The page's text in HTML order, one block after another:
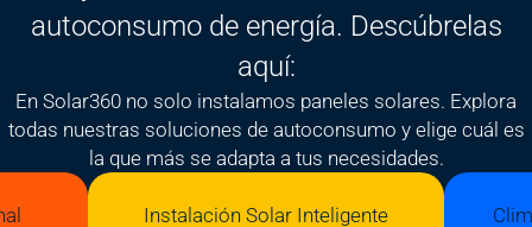
autoconsumo de energía. Descúbrelas
aquí:
En Solar360 no solo instalamos paneles solares. Explora
todas nuestras soluciones de autoconsumo y elige cuál es
la que más se adapta a tus necesidades.
Instalación Solar Inteligente